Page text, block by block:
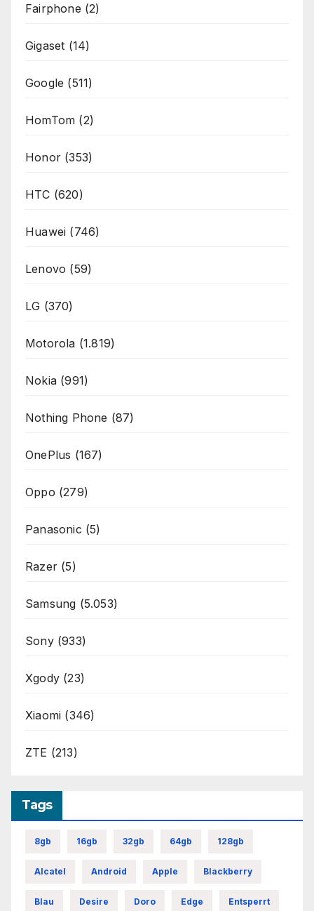
Fairphone (2)
Gigaset (14)
Google (511)
HomTom (2)
Honor (353)
HTC (620)
Huawei (746)
Lenovo (59)
LG (370)
Motorola (1.819)
Nokia (991)
Nothing Phone (87)
OnePlus (167)
Oppo (279)
Panasonic (5)
Razer (5)
Samsung (5.053)
Sony(933)
Xgody (23)
Xiaomi (346)
ZTE (213)
Tags
8gb 16gb 32gb 64gb 128gb
Alcatel Android Apple Blackberry
Blau Desire Doro Edge Entsperrt